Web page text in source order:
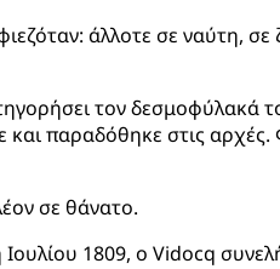
άλλοτε σε ναύτη,
τον δεσμοφύλακά
παραδόθηκε στις
σε θάνατο.
1809, ο Vidocq